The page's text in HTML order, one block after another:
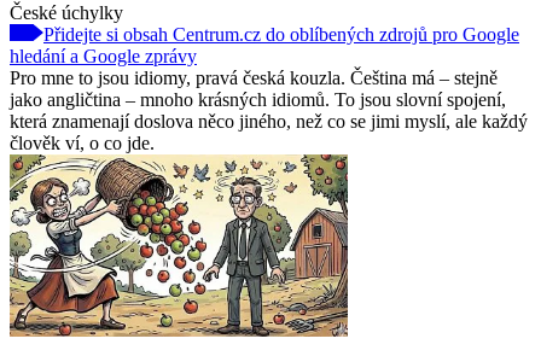
České úchylky
Přidejte si obsah Centrum.cz do oblíbených zdrojů pro Google
hledání a Google zprávy
Pro mne to jsou idiomy, pravá česká kouzla. Čeština má – stejně
jako angličtina – mnoho krásných idiomů. To jsou slovní spojení,
která znamenají doslova něco jiného, než co se jimi myslí, ale každý
člověk ví, o co jde.